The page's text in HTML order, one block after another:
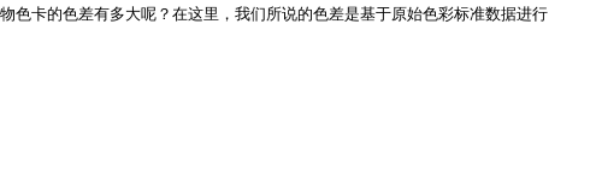
卡的色差有多大呢？在这里，我们所说的色差是基于原始色彩标准数据进行